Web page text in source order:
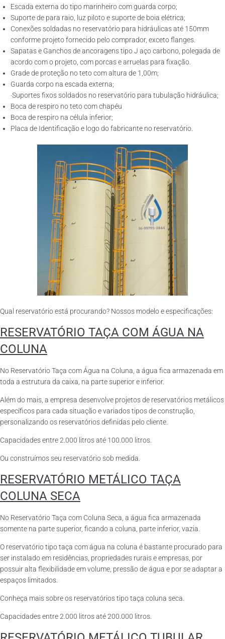
Escada externa do tipo marinheiro com guarda corpo;
Suporte de para raio, luz piloto e suporte de boia elétrica;
Conexões soldadas no reservatório para hidráulicas até 150mm
conforme projeto fornecido pelo comprador, exceto flanges.
Sapatas e Ganchos de ancoragens tipo J aço carbono, polegada de
acordo com o projeto, com porcas e arruelas para fixação.
Grade de proteção no teto com altura de 1,00m;
Guarda corpo na escada externa;
·Suportes fixos soldados no reservatório para tubulação hidráulica;
Boca de respiro no teto com chapéu
Boca de respiro na célula inferior;
Placa de Identificação e logo do fabricante no reservatório.
Qual reservatório está procurando? Nossos modelo e especificações:
RESERVATÓRIO TAÇA COM ÁGUA NA
COLUNA
No Reservatório Taça com Água na Coluna, a água fica armazenada em
toda a estrutura da caixa, na parte superior e inferior.
Além do mais, a empresa desenvolve projetos de reservatórios metálicos
específicos para cada situação e variados tipos de construção,
personalizando os reservatórios definidas pelo cliente.
Capacidades entre 2.000 litros até 100.000 litros.
Ou construímos seu reservatório sob medida.
RESERVATÓRIO METÁLICO TAÇA
COLUNA SECA
No Reservatório Taça com Coluna Seca, a água fica armazenada
somente na parte superior, ficando a coluna, parte inferior, vazia.
O reservatório tipo taça com água na coluna é bastante procurado para
ser instalado em residências, propriedades rurais e empresas, por
possuir alta flexibilidade em volume, pressão de água e por se adaptar a
espaços limitados.
Conheça mais sobre os reservatórios tipo taça coluna seca.
Capacidades entre 2.000 litros até 200.000 litros.